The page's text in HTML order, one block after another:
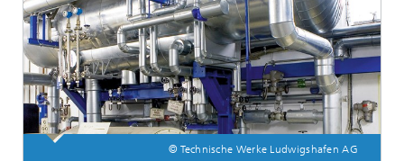
© Technische Werke Ludwigshafen AG